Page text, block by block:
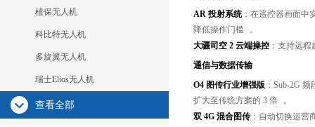
植保无人机
科比特无人机
多旋翼无人机
瑞士Elios无人机
查看全部
AR 投射系统：在遥控器画面中
降低操作门槛
。
大疆司空 2 云端操控 ：支持远
通信与数据传输
O4 图传行业增强版 ：Sub-2G
扩大至传统方案的 3 倍
。
双 4G 混合图传 ：自动切换运营